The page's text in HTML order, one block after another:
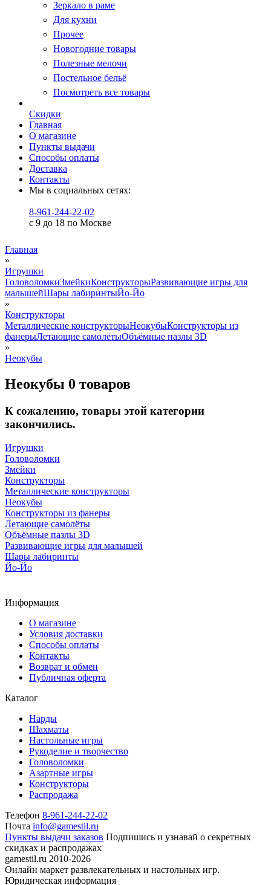
Зеркало в раме
Для кухни
Прочее
Новогодние товары
Полезные мелочи
Постельное бельё
Посмотреть все товары
Скидки
Главная
О магазине
Пункты выдачи
Способы оплаты
Доставка
Контакты
Мы в социальных сетях:
8-961-244-22-02
с 9 до 18 по Москве
Главная
»
Игрушки
ГоловоломкиЗмейкиКонструкторыРазвивающие игры для
малышейШары лабиринтыЙо-Йо
»
Конструкторы
Металлические конструкторыНеокубыКонструкторы из
фанерыЛетающие самолётыОбъёмные пазлы 3D
»
Неокубы
Неокубы 0 товаров
К сожалению, товары этой категории
закончились.
Игрушки
Головоломки
Змейки
Конструкторы
Металлические конструкторы
Неокубы
Конструкторы из фанеры
Летающие самолёты
Объёмные пазлы 3D
Развивающие игры для малышей
Шары лабиринты
Йо-Йо
Информация
О магазине
Условия доставки
Способы оплаты
Контакты
Возврат и обмен
Публичная оферта
Каталог
Нарды
Шахматы
Настольные игры
Рукоделие и творчество
Головоломки
Азартные игры
Конструкторы
Распродажа
Телефон 8-961-244-22-02
Почта info@gamestil.ru
Пункты выдачи заказов Подпишись и узнавай о секретных
скидках и распродажах
gamestil.ru 2010-2026
Онлайн маркет развлекательных и настольных игр.
Юридическая информация